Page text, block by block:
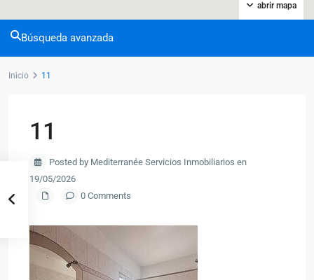
abrir mapa
Búsqueda avanzada
Inicio 11
11
Posted by Mediterranée Servicios Inmobiliarios en
19/05/2026
0 Comments